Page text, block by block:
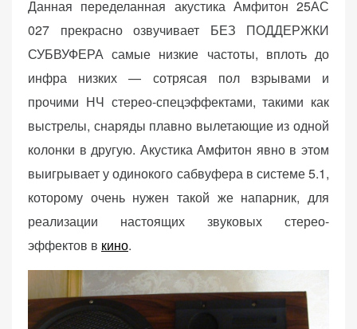
Данная переделанная акустика Амфитон 25АС
027 прекрасно озвучивает БЕЗ ПОДДЕРЖКИ
СУБВУФЕРА самые низкие частоты, вплоть до
инфра низких — сотрясая пол взрывами и
прочими НЧ стерео-спецэффектами, такими как
выстрелы, снаряды плавно вылетающие из одной
колонки в другую. Акустика Амфитон явно в этом
выигрывает у одинокого сабвуфера в системе 5.1,
которому очень нужен такой же напарник, для
реализации настоящих звуковых стерео-
эффектов в кино.